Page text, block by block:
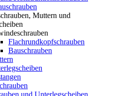
Muttern und
Flachrundkopfschrauben
Bauschrauben